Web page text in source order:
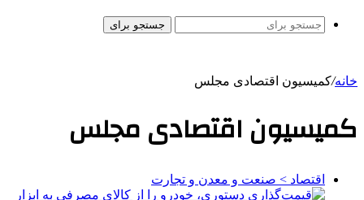
جستجو برای
خانه/کمیسیون اقتصادی مجلس
کمیسیون اقتصادی مجلس
اقتصاد > صنعت و معدن و تجارت